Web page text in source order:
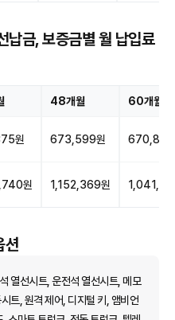
금, 보증금별 월 납입료
48개월 60개월
원 673,599원 670,889
원 1,152,369원
션
열선시트, 운전석 열선시트, 메모
트, 원격 제어, 디지털 키, 앰비언